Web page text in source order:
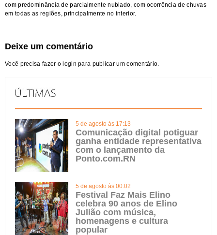
com predominância de parcialmente nublado, com ocorrência de chuvas
em todas as regiões, principalmente no interior.
Deixe um comentário
Você precisa fazer o login para publicar um comentário.
5 de agosto às 17:13
Comunicação digital potiguar
ganha entidade representativa
com o lançamento da
Ponto.com.RN
5 de agosto às 00:02
Festival Faz Mais Elino
celebra 90 anos de Elino
Julião com música,
homenagens e cultura
popular